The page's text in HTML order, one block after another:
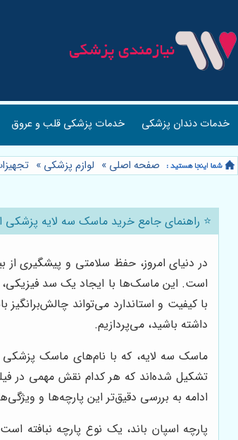
خدمات دندان پزشکی خدمات پزشکی قلب و عروق
صفحه اصلی » لوازم پزشکی »
⭐️ راهنمای جامع خرید ماسک سه لایه پزشکی
در دنیای امروز، حفظ سلامتی و پیشگیری
است. این ماسک‌ها با ایجاد یک سد فیزیکی،
با کیفیت و استاندارد می‌تواند
داشته باشید، می‌پردازیم.
ماسک سه لایه، که با نام‌های ماسک
تشکیل شده‌اند که هر کدام نقش مهمی در
ادامه به بررسی دقیق‌تر این پارچه‌ها و
پارچه اسپان باند، یک نوع پارچه نبافته